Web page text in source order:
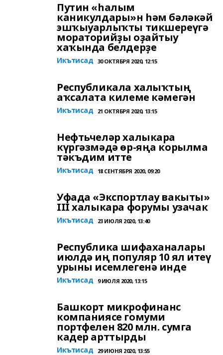
Путин «һалым
каникулдары»н һәм бәләкәй
эшҡыуарлыҡты тикшереүгә
мораторийҙы оҙайтыу
хаҡында белдерҙе
Икътисад 30 ОКТЯБРЯ 2020, 12:15
Республикала халыҡтың
аҡсалата килеме кәмегән
Икътисад 21 ОКТЯБРЯ 2020, 13:15
Нефтьчеләр халыкара
күргәзмәдә өр-яңа корылма
тәкъдим итте
Икътисад 18 СЕНТЯБРЯ 2020, 09:20
Уфада «Экспортлау вакыты»
III халыкара форумы узачак
Икътисад 23 ИЮЛЯ 2020, 13:40
Республика шифаханалары
июлдә иң популяр 10 ял итеү
урыны исемлегенә инде
Икътисад 9 ИЮЛЯ 2020, 13:15
Башкорт микрофинанс
компаниясе гомуми
портфелен 820 млн. сумга
кадер арттырды
Икътисад 29 ИЮНЯ 2020, 13:55